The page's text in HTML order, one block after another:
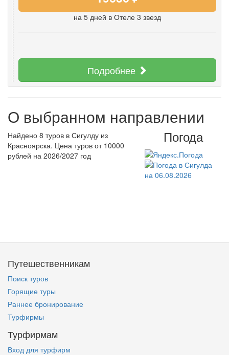
на 5 дней в Отеле 3 звезд
Подробнее
О выбранном направлении
Погода
Найдено 8 туров в Сигулду из
Красноярска. Цена туров от 10000
рублей на 2026/2027 год
Путешественникам
Поиск туров
Горящие туры
Раннее бронирование
Турфирмы
Турфирмам
Вход для турфирм